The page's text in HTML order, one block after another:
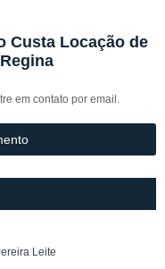
Custa Locação de
em contato por email.
Leite